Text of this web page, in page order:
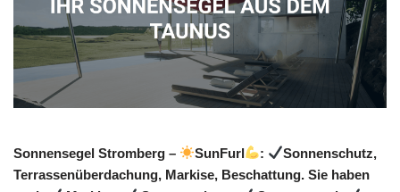
Sonnensegel Stromberg – SunFurl :
Sonnenschutz,
Terrassenüberdachung, Markise, Beschattung. Sie haben